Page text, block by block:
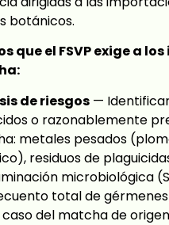
botánicos.
que el FSVP exige a
de riesgos —
o razonablemente
metales pesados
residuos de
microbiológica
total de
del matcha de